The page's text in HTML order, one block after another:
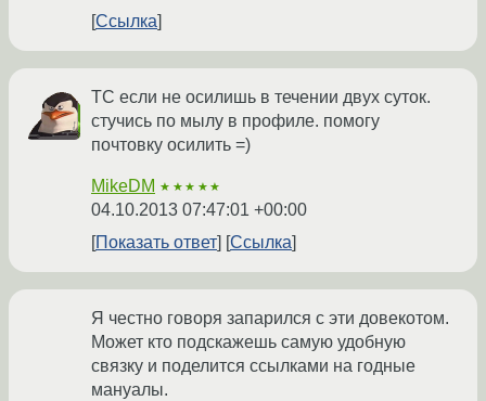
Ссылка
ТС если не осилишь в течении двух суток.
стучись по мылу в профиле. помогу
почтовку осилить =)
MikeDM ★★★★★
04.10.2013 07:47:01 +00:00
Показать ответ
Ссылка
Я честно говоря запарился с эти довекотом.
Может кто подскажешь самую удобную
связку и поделится ссылками на годные
мануалы.